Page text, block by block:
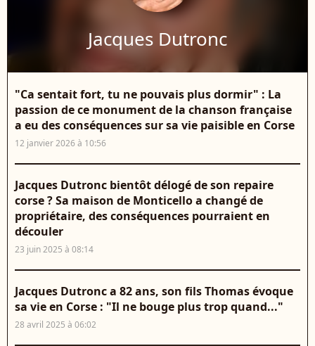
Jacques Dutronc
"Ca sentait fort, tu ne pouvais plus dormir" : La
passion de ce monument de la chanson française
a eu des conséquences sur sa vie paisible en Corse
12 janvier 2026 à 10:56
Jacques Dutronc bientôt délogé de son repaire
corse ? Sa maison de Monticello a changé de
propriétaire, des conséquences pourraient en
découler
23 juin 2025 à 08:14
Jacques Dutronc a 82 ans, son fils Thomas évoque
sa vie en Corse : "Il ne bouge plus trop quand..."
28 avril 2025 à 06:02